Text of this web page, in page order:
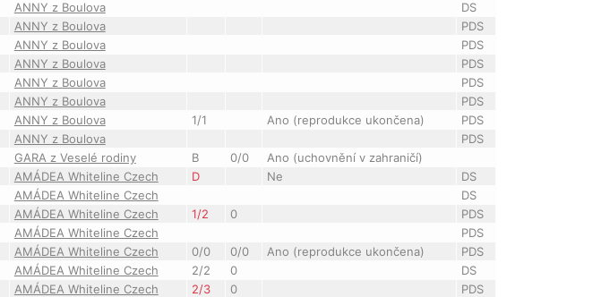
ANNY z Boulova
DS
ANNY z Boulova
PDS
ANNY z Boulova
PDS
ANNY z Boulova
PDS
ANNY z Boulova
PDS
ANNY z Boulova
PDS
ANNY z Boulova 1/1 Ano (reprodukce ukončena)
PDS
ANNY z Boulova
PDS
GARA z Veselé rodiny B 0/0
Ano (uchovnění v zahraničí)
AMÁDEA Whiteline Czech D Ne
DS
AMÁDEA Whiteline Czech
DS
AMÁDEA Whiteline Czech 1/2 0
PDS
AMÁDEA Whiteline Czech
PDS
AMÁDEA Whiteline Czech 0/0 0/0 Ano (reprodukce ukončena)
PDS
AMÁDEA Whiteline Czech 2/2 0
DS
AMÁDEA Whiteline Czech 2/3 0
PDS